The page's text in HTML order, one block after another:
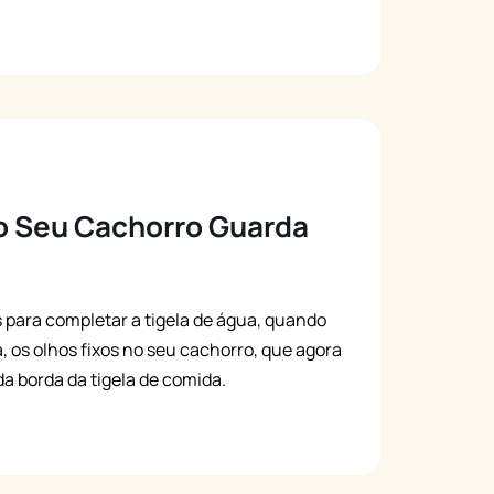
Seu Cachorro Guarda
completar a tigela de água, quando
olhos fixos no seu cachorro, que agora
borda da tigela de comida.